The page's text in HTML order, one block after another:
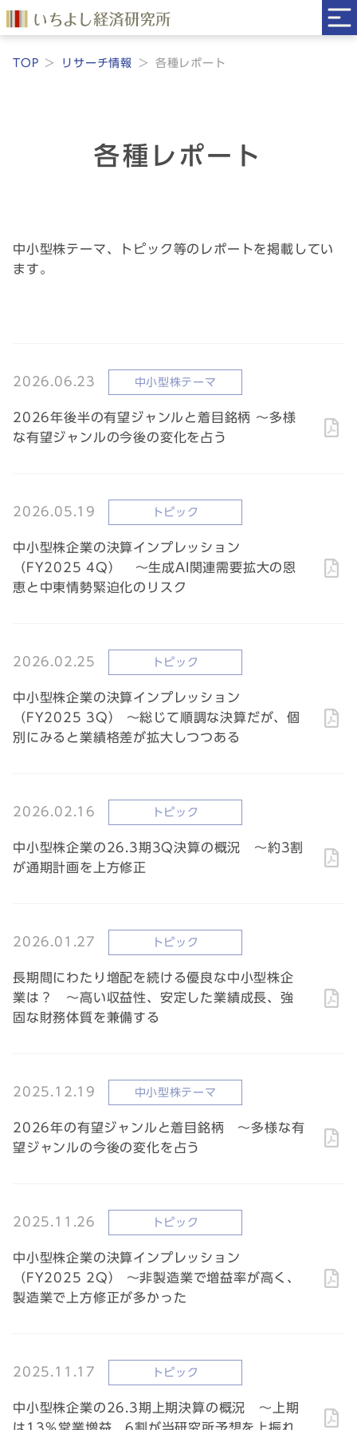
TOP リサーチ情報 各種レポート
各種レポート
中小型株テーマ、トピック等のレポートを掲載してい
ます。
2026.06.23 中小型株テーマ
2026年後半の有望ジャンルと着目銘柄 ～多様
な有望ジャンルの今後の変化を占う
2026.05.19 トピック
中小型株企業の決算インプレッション
（FY2025 4Q） ～生成AI関連需要拡大の恩
恵と中東情勢緊迫化のリスク
2026.02.25 トピック
中小型株企業の決算インプレッション
（FY2025 3Q） ～総じて順調な決算だが、個
別にみると業績格差が拡大しつつある
2026.02.16 トピック
中小型株企業の26.3期3Q決算の概況 ～約3割
が通期計画を上方修正
2026.01.27 トピック
長期間にわたり増配を続ける優良な中小型株企
業は？ ～高い収益性、安定した業績成長、強
固な財務体質を兼備する
2025.12.19 中小型株テーマ
2026年の有望ジャンルと着目銘柄 ～多様な有
望ジャンルの今後の変化を占う
2025.11.26 トピック
中小型株企業の決算インプレッション
（FY2025 2Q） ～非製造業で増益率が高く、
製造業で上方修正が多かった
2025.11.17 トピック
中小型株企業の26.3期上期決算の概況 ～上期